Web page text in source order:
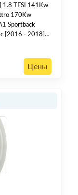
TFSI 141Kw
170Kw
Sportback
[2016 - 2018]
Цены